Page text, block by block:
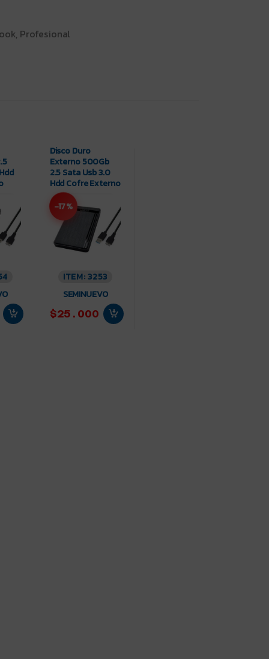
Profesional
Disco Duro
Externo 500Gb
2.5 Sata Usb 3.0
Hdd Cofre Externo
-17%
ITEM: 3253
SEMINUEVO
$25.000